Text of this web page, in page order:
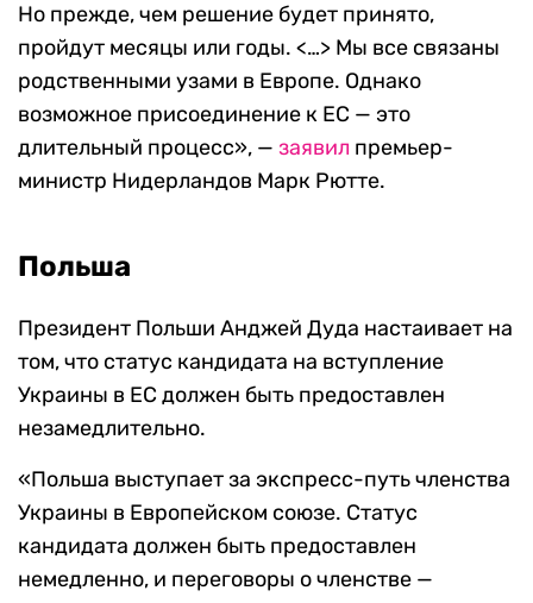
Но прежде, чем решение будет принято,
пройдут месяцы или годы. <…> Мы все связаны
родственными узами в Европе. Однако
возможное присоединение к ЕС — это
длительный процесс», — заявил премьер-
министр Нидерландов Марк Рютте.
Польша
Президент Польши Анджей Дуда настаивает на
том, что статус кандидата на вступление
Украины в ЕС должен быть предоставлен
незамедлительно.
«Польша выступает за экспресс-путь членства
Украины в Европейском союзе. Статус
кандидата должен быть предоставлен
немедленно, и переговоры о членстве —